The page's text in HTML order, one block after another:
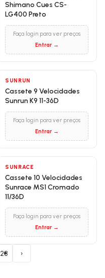
Shimano Cues CS-
LG400 Preto
Faça login para ver preços
Entrar →
SUNRUN
Cassete 9 Velocidades
Sunrun K9 11-36D
Faça login para ver preços
Entrar →
SUNRACE
Cassete 10 Velocidades
Sunrace MS1 Cromado
11/36D
Faça login para ver preços
Entrar →
28 ›